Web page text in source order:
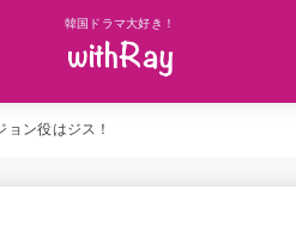
韓国ドラマ大好き！
ョン役はジス！